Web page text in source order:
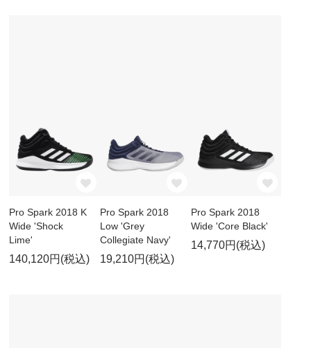
Pro Spark 2018 K
Wide 'Shock
Lime'
140,120円(税込)
Pro Spark 2018
Low 'Grey
Collegiate Navy'
19,210円(税込)
Pro Spark 2018
Wide 'Core Black'
14,770円(税込)